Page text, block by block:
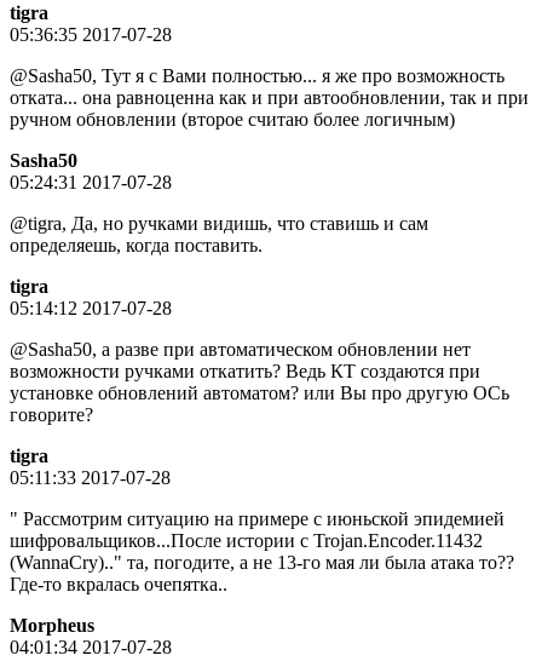
tigra
05:36:35 2017-07-28
@Sasha50, Тут я с Вами полностью... я же про возможность
отката... она равноценна как и при автообновлении, так и при
ручном обновлении (второе считаю более логичным)
Sasha50
05:24:31 2017-07-28
@tigra, Да, но ручками видишь, что ставишь и сам
определяешь, когда поставить.
tigra
05:14:12 2017-07-28
@Sasha50, а разве при автоматическом обновлении нет
возможности ручками откатить? Ведь КТ создаются при
установке обновлений автоматом? или Вы про другую ОСь
говорите?
tigra
05:11:33 2017-07-28
" Рассмотрим ситуацию на примере с июньской эпидемией
шифровальщиков...После истории с Trojan.Encoder.11432
(WannaCry).." та, погодите, а не 13-го мая ли была атака то??
Где-то вкралась очепятка..
Morpheus
04:01:34 2017-07-28